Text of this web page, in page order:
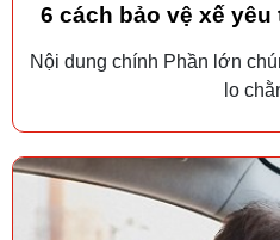
6 cách bảo vệ xế
Nội dung chính Phần lớn
lo